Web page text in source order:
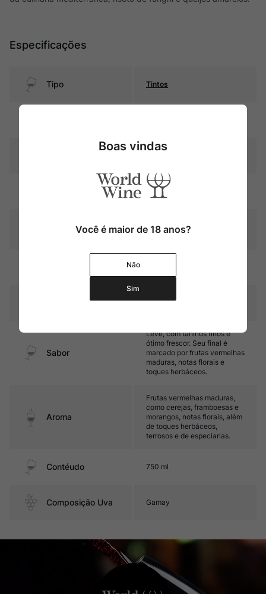
Especificações
Tipo Tintos
Rubi com reflexos violáceos
Graduação Alcóoli
12,5%
Temperatura 15ºC – 17ºC
Sabor
Leve, com taninos finos e
ótimo frescor. Seu final é
marcado por frutas vermelhas
maduras, notas florais e
toques herbáceos.
Aroma
Frutas vermelhas maduras,
como cerejas, framboesas e
morangos, notas florais, além
de toques herbáceos,
terrosos e de especiarias.
Contéudo 750 ml
Composição Uva Gamay
Boas vindas
Você é maior de 18 anos?
Não
Sim